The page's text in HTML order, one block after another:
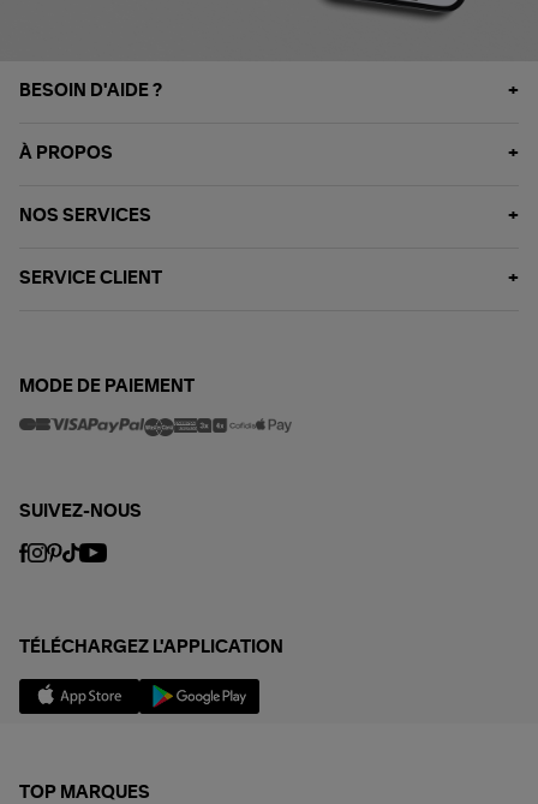
BESOIN D'AIDE ?
À PROPOS
NOS SERVICES
SERVICE CLIENT
MODE DE PAIEMENT
SUIVEZ-NOUS
TÉLÉCHARGEZ L'APPLICATION
TOP MARQUES